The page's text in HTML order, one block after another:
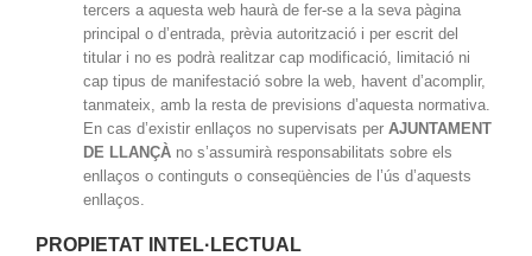
tercers a aquesta web haurà de fer-se a la seva pàgina
principal o d’entrada, prèvia autorització i per escrit del
titular i no es podrà realitzar cap modificació, limitació ni
cap tipus de manifestació sobre la web, havent d’acomplir,
tanmateix, amb la resta de previsions d’aquesta normativa.
En cas d’existir enllaços no supervisats per AJUNTAMENT
DE LLANÇÀ no s’assumirà responsabilitats sobre els
enllaços o continguts o conseqüències de l’ús d’aquests
enllaços.
PROPIETAT INTEL·LECTUAL